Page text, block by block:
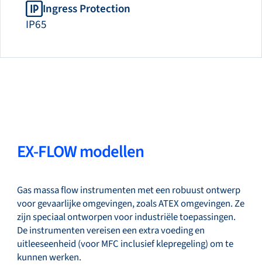
Ingress Protection
IP65
EX-FLOW modellen
Gas massa flow instrumenten met een robuust ontwerp
voor gevaarlijke omgevingen, zoals ATEX omgevingen. Ze
zijn speciaal ontworpen voor industriële toepassingen.
De instrumenten vereisen een extra voeding en
uitleeseenheid (voor MFC inclusief klepregeling) om te
kunnen werken.